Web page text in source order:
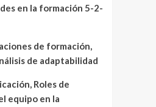
en la formación 5-2-
de formación,
de adaptabilidad
Roles de
equipo en la